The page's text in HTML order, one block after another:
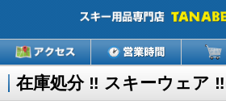
在庫処分 ‼︎ スキーウェア